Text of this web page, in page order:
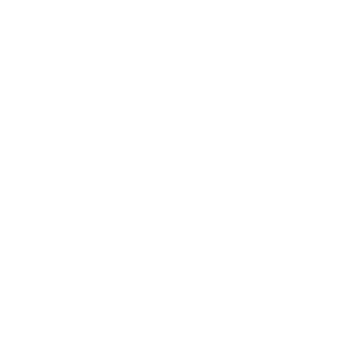
Testmöglichkeit auf die sexuell
Das Test-Kit wird online bestellt und die
entnommen. Die Proben werden an das
gewählte Gesundheitszentrum
Anzahl/Zeitpunkte der Screenings